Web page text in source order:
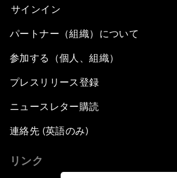
サインイン
パートナー（組織）について
参加する（個人、組織）
プレスリリース登録
ニュースレター購読
連絡先 (英語のみ)
リンク